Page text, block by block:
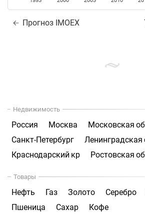
Прогноз IMOEX
Недвижимость
Россия Москва
Московская
Санкт-Петербург
Ленинградская
Краснодарский кр
Ростовская
Товары
Нефть Газ Золото Серебро
Пшеница
Сахар Кофе